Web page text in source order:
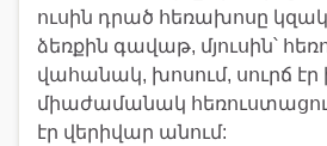
ուսին դրած հեռախոսը
ձեռքին գավաթ, մյուսին՝
վահանակ, խոսում, սուրճ էր
միաժամանակ
էր վերիվար անում: